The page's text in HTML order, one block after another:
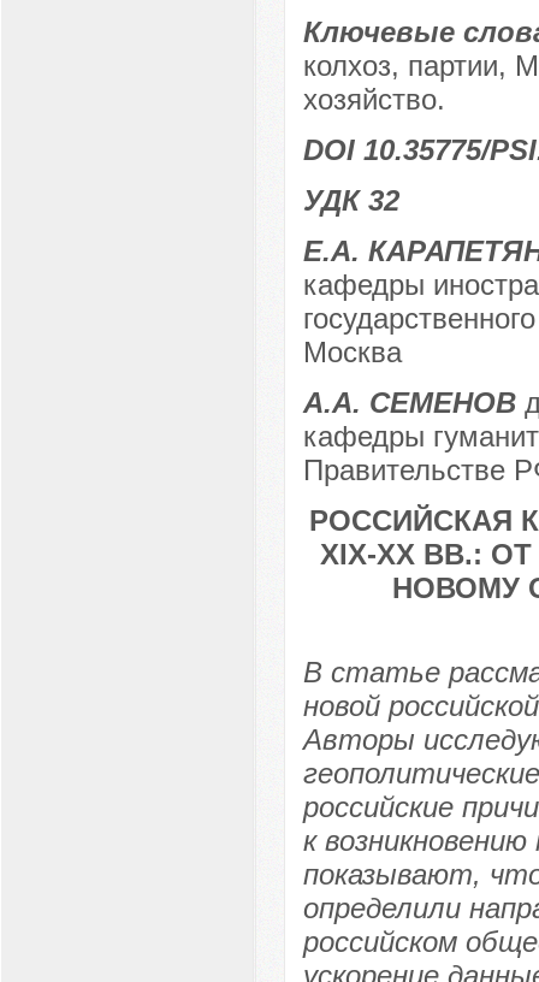
Ключевые
колхоз, партии,
хозяйство.
DOI 10.35775/
УДК 32
Е.А.
кафедры
Москва
А.А. СЕМЕНОВ
кафедры
Правительстве
РОССИЙСКАЯ
XIX-XX ВВ.:
НОВОМУ
В статье
новой
Авторы
российские
к
показывают,
определили
российском